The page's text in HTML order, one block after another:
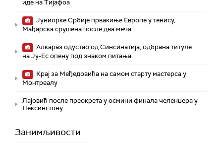
иде на Тијафоа
Јуниорке Србије првакиње Европе у тенису,
Мађарска срушена после два меча
Алкараз одустао од Синсинатија, одбрана титуле
на Ју-Ес опену под знаком питања
Крај за Међедовића на самом старту мастерса у
Монтреалу
Лајовић после преокрета у осмини финала челенџера у
Лексингтону
Занимљивости